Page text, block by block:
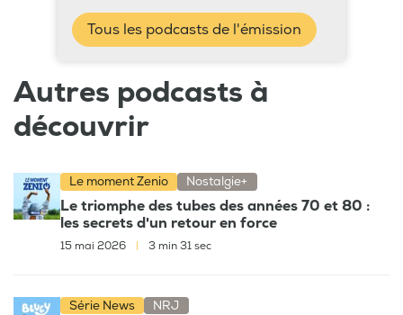
Tous les podcasts de l'émission
Autres podcasts à
découvrir
Le moment Zenio Nostalgie+
Le triomphe des tubes des années 70 et 80 :
les secrets d'un retour en force
15 mai 2026 3 min 31 sec
Série News NRJ